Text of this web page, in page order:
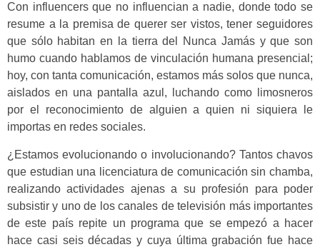
Con influencers que no influencian a nadie, donde todo se
resume a la premisa de querer ser vistos, tener seguidores
que sólo habitan en la tierra del Nunca Jamás y que son
humo cuando hablamos de vinculación humana presencial;
hoy, con tanta comunicación, estamos más solos que nunca,
aislados en una pantalla azul, luchando como limosneros
por el reconocimiento de alguien a quien ni siquiera le
importas en redes sociales.
¿Estamos evolucionando o involucionando? Tantos chavos
que estudian una licenciatura de comunicación sin chamba,
realizando actividades ajenas a su profesión para poder
subsistir y uno de los canales de televisión más importantes
de este país repite un programa que se empezó a hacer
hace casi seis décadas y cuya última grabación fue hace